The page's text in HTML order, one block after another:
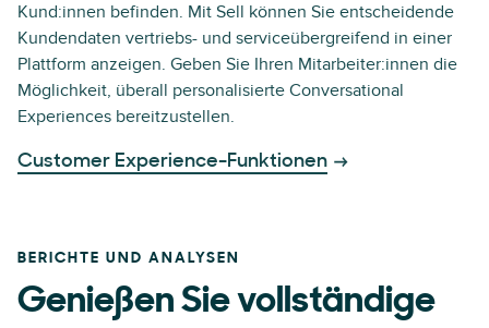
Kund:innen befinden. Mit Sell können Sie entscheidende
Kundendaten vertriebs- und serviceübergreifend in einer
Plattform anzeigen. Geben Sie Ihren Mitarbeiter:innen die
Möglichkeit, überall personalisierte Conversational
Experiences bereitzustellen.
Customer Experience-Funktionen
BERICHTE UND ANALYSEN
Genießen Sie vollständige